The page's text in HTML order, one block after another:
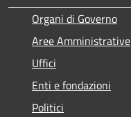
Organi di Governo
Aree Amministrative
Uffici
Enti e fondazioni
Politici